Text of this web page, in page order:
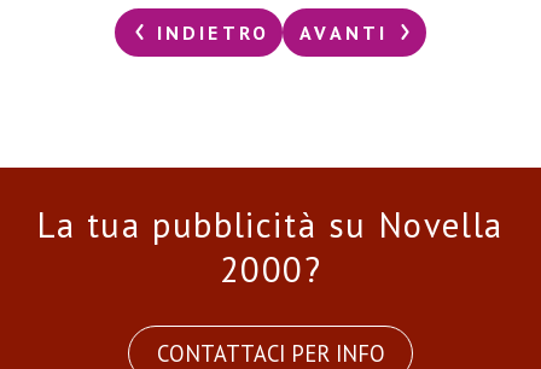
INDIETRO AVANTI
La tua pubblicità su Novella
2000?
CONTATTACI PER INFO